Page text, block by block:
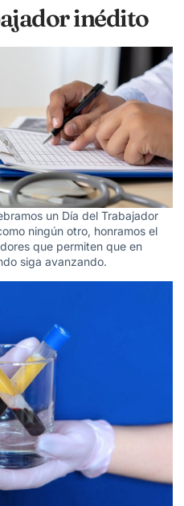
inédito
un Día del Trabajador
ningún otro, honramos el
que permiten que en
siga avanzando.